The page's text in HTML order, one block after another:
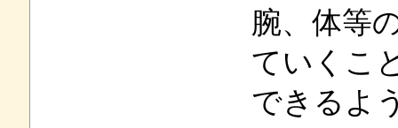
腕、体等
ていくこ
できるよ